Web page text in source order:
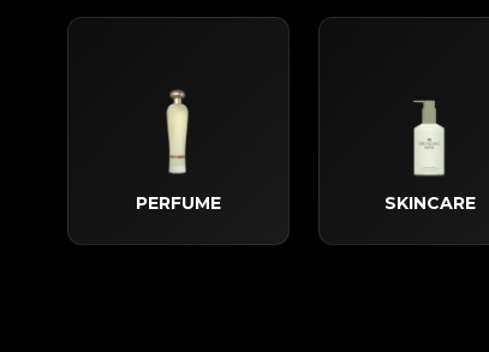
PERFUME SKINCARE